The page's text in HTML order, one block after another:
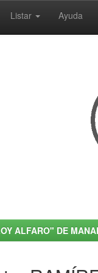
Listar Ayuda
ALFARO" DE